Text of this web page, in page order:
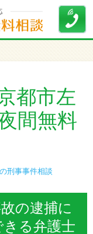
都市左
間無料
刑事事件相談
の逮捕に
る弁護士